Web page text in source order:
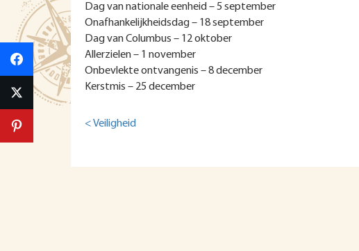
Dag van nationale eenheid – 5 september
Onafhankelijkheidsdag – 18 september
Dag van Columbus – 12 oktober
Allerzielen – 1 november
Onbevlekte ontvangenis – 8 december
Kerstmis – 25 december
< Veiligheid